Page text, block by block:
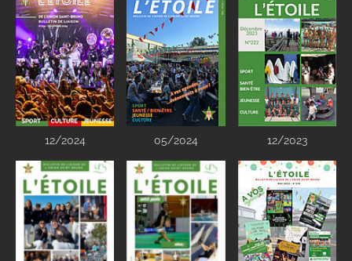
12/2024 05/2024 12/2023